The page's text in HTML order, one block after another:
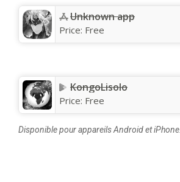
Unknown app
Price: Free
KongoLisolo
Price: Free
Disponible pour appareils Android et iPhone.